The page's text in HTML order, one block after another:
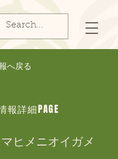
へ戻る
報詳細PAGE
ヒメニオイガメ